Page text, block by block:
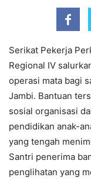
Serikat Pekerja
Regional IV
operasi mata bagi
Jambi. Bantuan
sosial organisasi
pendidikan anak-
yang tengah
Santri penerima
penglihatan yang